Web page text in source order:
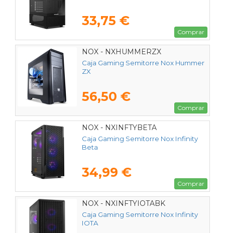
33,75 €
Comprar
NOX - NXHUMMERZX
Caja Gaming Semitorre Nox Hummer
ZX
56,50 €
Comprar
NOX - NXINFTYBETA
Caja Gaming Semitorre Nox Infinity
Beta
34,99 €
Comprar
NOX - NXINFTYIOTABK
Caja Gaming Semitorre Nox Infinity
IOTA